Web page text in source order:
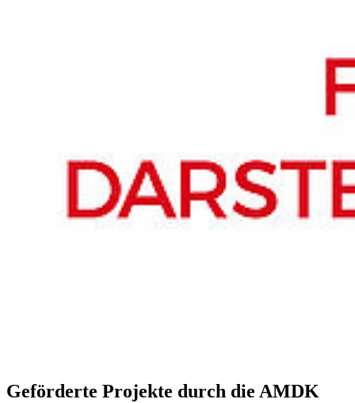
Geförderte Projekte durch die AMDK